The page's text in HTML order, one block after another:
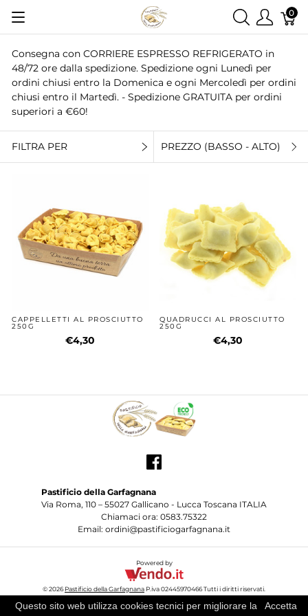
0
Consegna con CORRIERE ESPRESSO REFRIGERATO in
48/72 ore dalla spedizione. Spedizione ogni Lunedì per
ordini chiusi entro la Domenica e ogni Mercoledì per ordini
chiusi entro il Martedì. - Spedizione GRATUITA per ordini
superiori a €60!
FILTRA PER PREZZO (BASSO - ALTO)
CAPPELLETTI AL PROSCIUTTO
250G
€4,30
QUADRUCCI AL PROSCIUTTO
250G
€4,30
Pastificio della Garfagnana
Via Roma, 110 – 55027 Gallicano - Lucca Toscana ITALIA
Chiamaci ora: 0583.75322
Email: ordini@pastificiogarfagnana.it
Powered by
© 2026Pastificio della Garfagnana P.iva 02445970466 Tutti i diritti riservati.
Accetta
Questo sito web utilizza cookies tecnici per migliorare la